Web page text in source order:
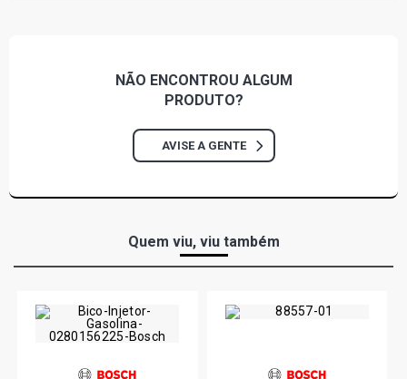
NÃO ENCONTROU ALGUM
PRODUTO?
AVISE A GENTE
Quem viu, viu também